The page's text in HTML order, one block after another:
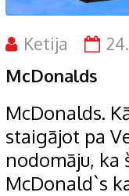
Ketija
McDonalds
McDonalds.
staigājot pa
nodomāju, ka
McDonald`s